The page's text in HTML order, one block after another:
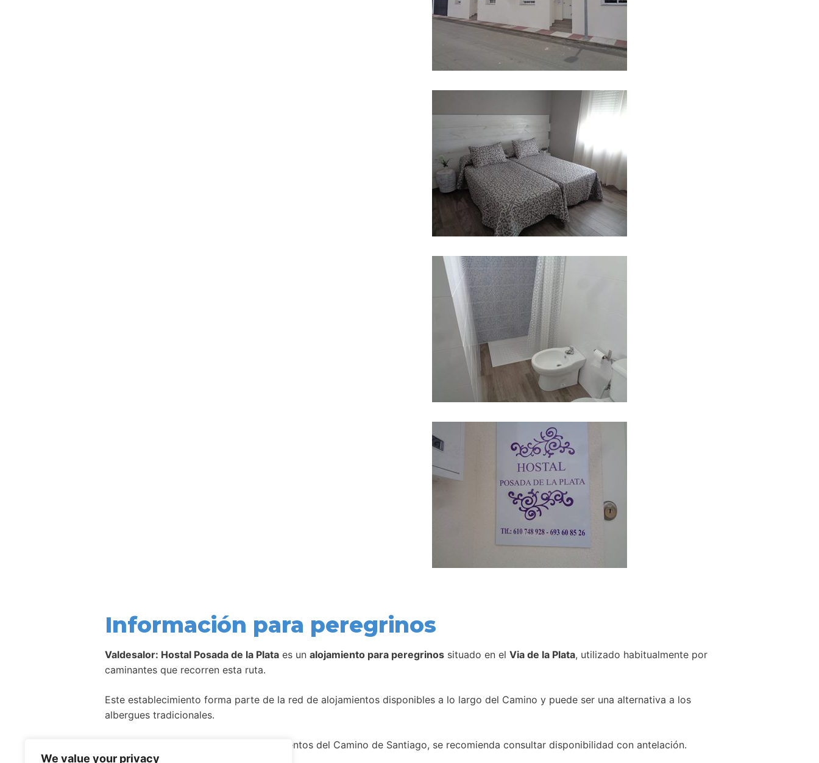
We value your privacy
Información para peregrinos
Valdesalor: Hostal Posada de la Plata es un alojamiento para peregrinos situado en el Via de la Plata, utilizado habitualmente por
caminantes que recorren esta ruta.
Este establecimiento forma parte de la red de alojamientos disponibles a lo largo del Camino y puede ser una alternativa a los
albergues tradicionales.
Como ocurre con la mayoría de alojamientos del Camino de Santiago, se recomienda consultar disponibilidad con antelación.